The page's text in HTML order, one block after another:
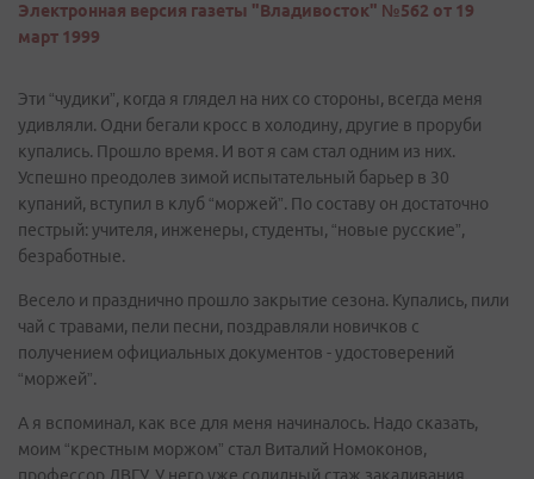
Электронная версия газеты "Владивосток" №562 от 19
март 1999
Эти “чудики”, когда я глядел на них со стороны, всегда меня
удивляли. Одни бегали кросс в холодину, другие в проруби
купались. Прошло время. И вот я сам стал одним из них.
Успешно преодолев зимой испытательный барьер в 30
купаний, вступил в клуб “моржей”. По составу он достаточно
пестрый: учителя, инженеры, студенты, “новые русские”,
безработные.
Весело и празднично прошло закрытие сезона. Купались, пили
чай с травами, пели песни, поздравляли новичков с
получением официальных документов - удостоверений
“моржей”.
А я вспоминал, как все для меня начиналось. Надо сказать,
моим “крестным моржом” стал Виталий Номоконов,